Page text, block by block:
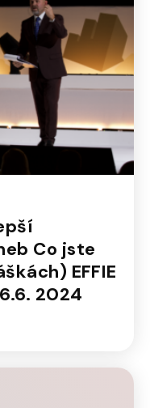
Co jste
EFFIE
2024